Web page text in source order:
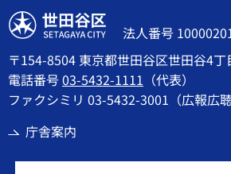
世田谷区
法人番号
〒154-8504 東京都世田谷区世田谷4
電話番号03-5432-1111 （代表）
ファクシミリ 03-5432-3001（広報広聴
庁舎案内